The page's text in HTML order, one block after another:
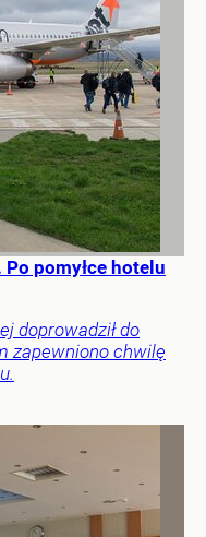
pomyłce hotelu
doprowadził do
zapewniono chwilę